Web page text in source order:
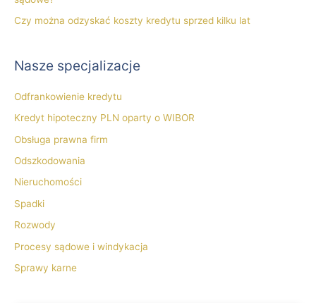
Czy można odzyskać koszty kredytu sprzed kilku lat
Nasze specjalizacje
Odfrankowienie kredytu
Kredyt hipoteczny PLN oparty o WIBOR
Obsługa prawna firm
Odszkodowania
Nieruchomości
Spadki
Rozwody
Procesy sądowe i windykacja
Sprawy karne